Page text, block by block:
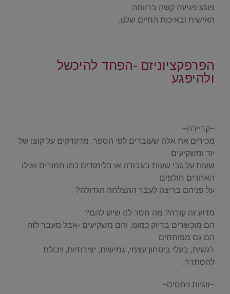
פוגע פגיעה קשה ברווחה
האישית ובאיכות החיים שלנו.
הפרפקציוניזם -הפחד להיכשל
ולהיפגע
~קריירה~
מכירים את אלה שעובדים לפי הספר, מדקדקים על קוצו של
יוד ומשקיעים
שעות על גבי שעות בעבודה או בלימודים כמו חמורים ואילו
האחרים חולפים
על פניהם בריצה לעבר ההצלחה הגדולה?
מדוע זה קורה? מה חסר לנו שיש להם?
הם מוכשרים בדיוק כמונו. והם משקיעים -אבל מעבר לזה
הם גם מפותחים
רגשית, בעלי ביטחון עצמי, גמישות, יצירתיות, ויכולת
להסתדר.
~זוגיות ויחסים~